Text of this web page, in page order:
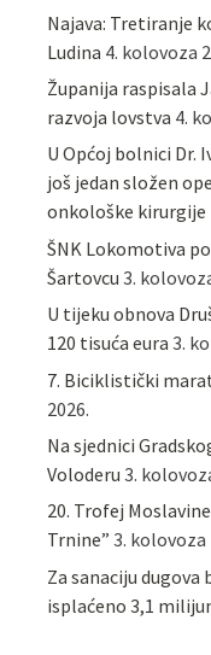
Najava: Tretiranje
Ludina 4. kolovoza
Županija raspisala
razvoja lovstva 4.
U Općoj bolnici Dr.
još jedan složen
onkološke kirurgije
ŠNK Lokomotiva
Šartovcu 3.
U tijeku obnova
120 tisuća eura 3.
7. Biciklistički
2026.
Na sjednici
Voloderu 3.
20. Trofej
Trnine” 3. kolovoza
Za sanaciju
isplaćeno 3,1